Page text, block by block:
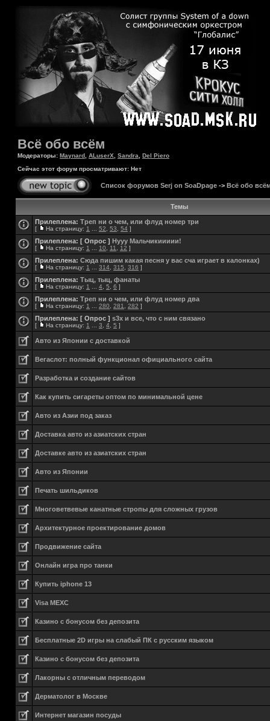
Всё обо всём
Модераторы: Maynard ALuserX Sandra
Del Piero
Сейчас этот форум просматривают: Нет
Список форумов Serj on SoaDpage -> Всё обо
Темы
Прилеплена: Треп ни о чем, или флуд номер три
[ На страницу: 1 52 53 54 ]
Прилеплена: [ Опрос ] Нууу Мальчикиииии!
[ На страницу: 1 10 11 12 ]
Прилеплена: Сюда пишим какая песня у вас сча играет в калонках)
[ На страницу: 1 314 315 316 ]
Прилеплена: Тыц, тыц, фанаты
[ На страницу: 1 4 5 6 ]
Прилеплена: Треп ни о чем, или флуд номер два
[ На страницу: 1 280 281 282 ]
Прилеплена: [ Опрос ] s3x и все, что с ним связано
[ На страницу: 1 3 4 5 ]
Авто из Японии с доставкой
Вегаслот: полный функционал официального сайта
Разработка и создание сайтов
Как купить сигареты оптом по минимальной цене
Авто из Азии под заказ
Доставка авто из азиатских стран
Доставке авто из азиатских стран
Авто из Японии
Печать шильдиков
Многоветвевые канатные стропы для сложных грузов
Aрхитектурное проектирование домов
Продвижение сайта
Онлайн игра про танки
Купить iphone 13
Visa MEXC
Казино с бонусом без депозита
Бесплатные 2D игры на слабый ПК с русским языком
Казино с бонусом без депозита
Лакорны с отличным переводом
Дерматолог в Москве
Интернет магазин посуды